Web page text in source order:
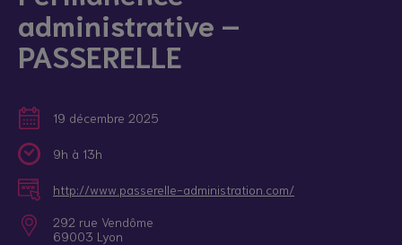
administrative –
PASSERELLE
19 décembre 2025
9h à 13h
http://www.passerelle-administration.com/
292 rue Vendôme
69003 Lyon